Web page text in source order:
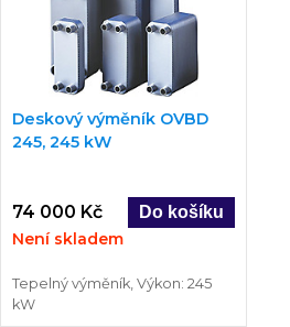
Deskový výměník OVBD
245, 245 kW
74 000 Kč
Není skladem
Tepelný výměník, Výkon: 245
kW